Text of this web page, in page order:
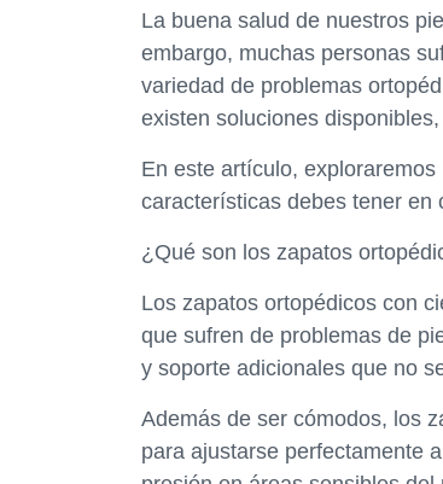
La buena salud de nuestros
embargo, muchas personas
variedad de problemas
existen soluciones
En este artículo,
características debes tener en
¿Qué son los zapatos
Los zapatos ortopédicos con
que sufren de problemas de
y soporte adicionales que no
Además de ser cómodos, los
para ajustarse perfectamente